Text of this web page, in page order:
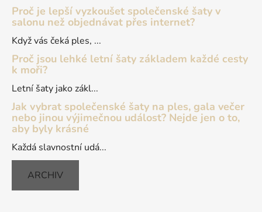
Proč je lepší vyzkoušet společenské šaty v
salonu než objednávat přes internet?
Když vás čeká ples, ...
Proč jsou lehké letní šaty základem každé cesty
k moři?
Letní šaty jako zákl...
Jak vybrat společenské šaty na ples, gala večer
nebo jinou výjimečnou událost? Nejde jen o to,
aby byly krásné
Každá slavnostní udá...
ARCHIV